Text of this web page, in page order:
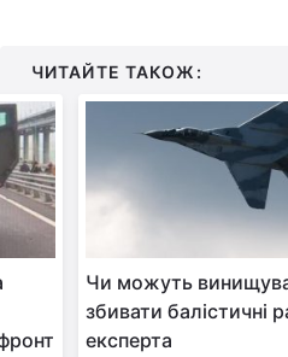
ЧИТАЙТЕ ТАКОЖ:
Чи можуть
збивати балістичні
експерта